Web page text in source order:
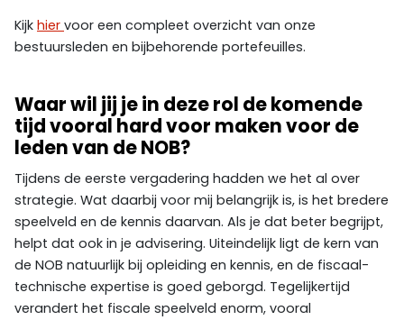
Kijk hier voor een compleet overzicht van onze
bestuursleden en bijbehorende portefeuilles.
Waar wil jij je in deze rol de komende
tijd vooral hard voor maken voor de
leden van de NOB?
Tijdens de eerste vergadering hadden we het al over
strategie. Wat daarbij voor mij belangrijk is, is het bredere
speelveld en de kennis daarvan. Als je dat beter begrijpt,
helpt dat ook in je advisering. Uiteindelijk ligt de kern van
de NOB natuurlijk bij opleiding en kennis, en de fiscaal-
technische expertise is goed geborgd. Tegelijkertijd
verandert het fiscale speelveld enorm, vooral